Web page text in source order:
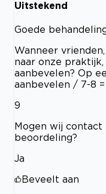
Uitstekend
Goede
Wanneer
naar onze
aanbevelen? Op
aanbevelen / 7-8
9
Mogen wij
beoordeling?
Ja
Beveelt aan